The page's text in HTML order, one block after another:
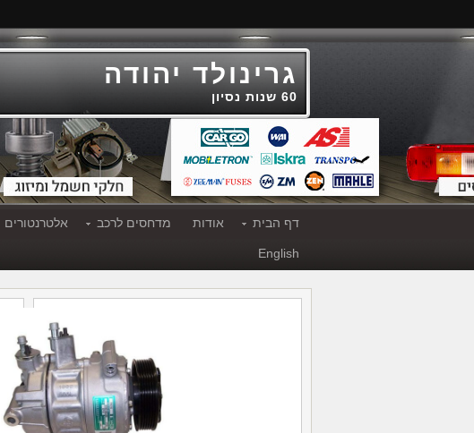
גרינולד יהודה
60 שנות נסיון
דף הבית אודות מדחסים לרכב אלטרנטורים
English